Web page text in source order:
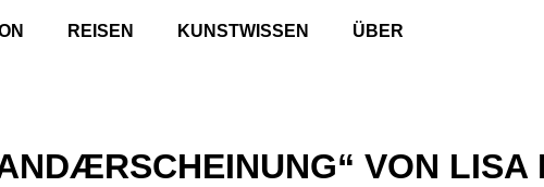
REISEN KUNSTWISSEN ÜBER
VON LISA